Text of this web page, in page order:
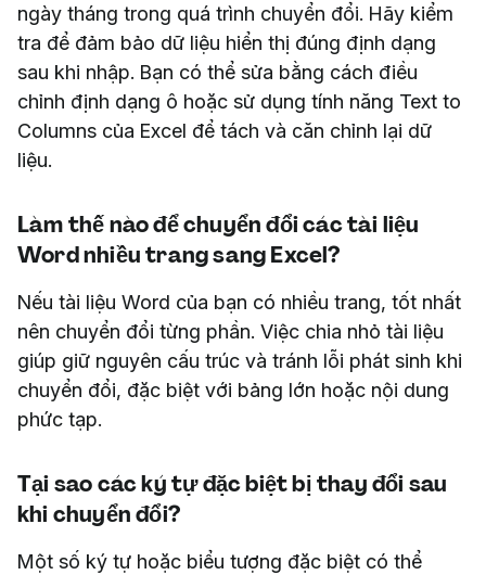
ngày tháng trong quá trình chuyển đổi. Hãy kiểm
tra để đảm bảo dữ liệu hiển thị đúng định dạng
sau khi nhập. Bạn có thể sửa bằng cách điều
chỉnh định dạng ô hoặc sử dụng tính năng Text to
Columns của Excel để tách và căn chỉnh lại dữ
liệu.
Làm thế nào để chuyển đổi các tài liệu
Word nhiều trang sang Excel?
Nếu tài liệu Word của bạn có nhiều trang, tốt nhất
nên chuyển đổi từng phần. Việc chia nhỏ tài liệu
giúp giữ nguyên cấu trúc và tránh lỗi phát sinh khi
chuyển đổi, đặc biệt với bảng lớn hoặc nội dung
phức tạp.
Tại sao các ký tự đặc biệt bị thay đổi sau
khi chuyển đổi?
Một số ký tự hoặc biểu tượng đặc biệt có thể